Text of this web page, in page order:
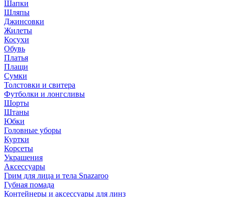
Шапки
Шляпы
Джинсовки
Жилеты
Косухи
Обувь
Платья
Плащи
Сумки
Толстовки и свитера
Футболки и лонгсливы
Шорты
Штаны
Юбки
Головные уборы
Куртки
Корсеты
Украшения
Аксессуары
Грим для лица и тела Snazaroo
Губная помада
Контейнеры и аксессуары для линз